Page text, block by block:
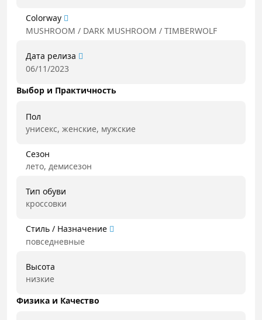
Colorway
MUSHROOM / DARK MUSHROOM / TIMBERWOLF
Дата релиза
06/11/2023
Выбор и Практичность
Пол
унисекс, женские, мужские
Сезон
лето, демисезон
Тип обуви
кроссовки
Стиль / Назначение
повседневные
Высота
низкие
Физика и Качество